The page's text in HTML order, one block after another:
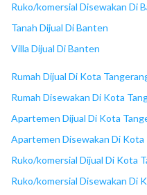
Ruko/komersial Disewakan Di
Tanah Dijual Di Banten
Villa Dijual Di Banten
Rumah Dijual Di Kota
Rumah Disewakan Di Kota
Apartemen Dijual Di Kota
Apartemen Disewakan Di Kota
Ruko/komersial Dijual Di Kota
Ruko/komersial Disewakan Di